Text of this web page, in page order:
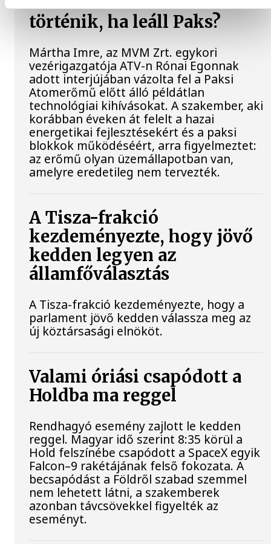
történik, ha leáll Paks?
Mártha Imre, az MVM Zrt. egykori
vezérigazgatója ATV-n Rónai Egonnak
adott interjújában vázolta fel a Paksi
Atomerőmű előtt álló példátlan
technológiai kihívásokat. A szakember, aki
korábban éveken át felelt a hazai
energetikai fejlesztésekért és a paksi
blokkok működéséért, arra figyelmeztet:
az erőmű olyan üzemállapotban van,
amelyre eredetileg nem tervezték.
A Tisza-frakció
kezdeményezte, hogy jövő
kedden legyen az
államfőválasztás
A Tisza-frakció kezdeményezte, hogy a
parlament jövő kedden válassza meg az
új köztársasági elnököt.
Valami óriási csapódott a
Holdba ma reggel
Rendhagyó esemény zajlott le kedden
reggel. Magyar idő szerint 8:35 körül a
Hold felszínébe csapódott a SpaceX egyik
Falcon–9 rakétájának felső fokozata. A
becsapódást a Földről szabad szemmel
nem lehetett látni, a szakemberek
azonban távcsövekkel figyelték az
eseményt.